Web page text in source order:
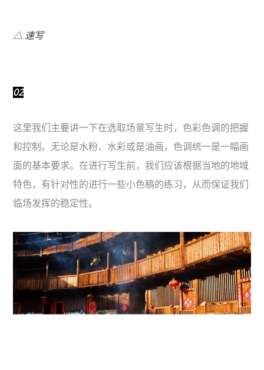
△ 速写
02
这里我们主要讲一下在选取场景写生时，色彩色调的把握
和控制。无论是水粉、水彩或是油画，色调统一是一幅画
面的基本要求。在进行写生前，我们应该根据当地的地域
特色，有针对性的进行一些小色稿的练习，从而保证我们
临场发挥的稳定性。